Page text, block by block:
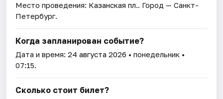
Место проведения: Казанская пл.. Город — Санкт-
Петербург.
Когда запланирован событие?
Дата и время:24 августа 2026 • понедельник •
07:15.
Сколько стоит билет?